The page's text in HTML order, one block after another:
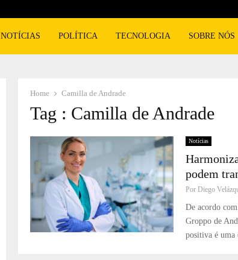
NOTÍCIAS POLÍTICA TECNOLOGIA SOBRE NÓS
Home Camilla de Andrade
Tag : Camilla de Andrade
Notícias
podem
Por Diego
De acordo
Groppo de
positiva é uma